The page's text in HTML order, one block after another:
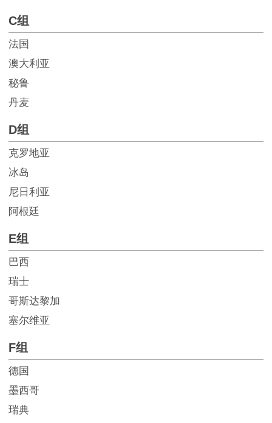
C组
法国
澳大利亚
秘鲁
丹麦
D组
克罗地亚
冰岛
尼日利亚
阿根廷
E组
巴西
瑞士
哥斯达黎加
塞尔维亚
F组
德国
墨西哥
瑞典